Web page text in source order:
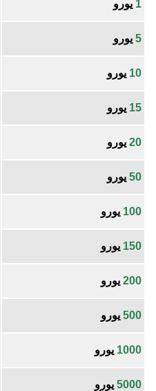
1 يورو
5 يورو
10 يورو
15 يورو
20 يورو
50 يورو
100 يورو
150 يورو
200 يورو
500 يورو
1000 يورو
5000 يورو